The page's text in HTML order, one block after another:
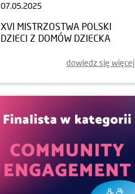
07.05.2025
XVI MISTRZOSTWA POLSKI
DZIECI Z DOMÓW DZIECKA
dowiedz się więcej